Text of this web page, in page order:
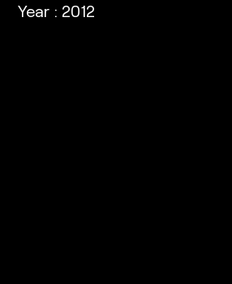
Year : 2012